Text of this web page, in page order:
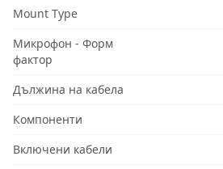
Mount Type
Микрофон - Форм
фактор
Дължина на кабела
Компоненти
Включени кабели